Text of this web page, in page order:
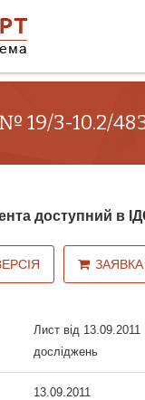
№ 19/3-10.2/
доступний в
Лист від
досліджень
13.09.2011